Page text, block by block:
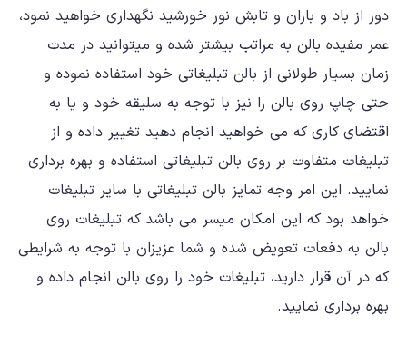
دور از باد و باران و تابش نور خورشید نگهداری خواهید نمود،
عمر مفیده بالن به مراتب بیشتر شده و میتوانید در مدت
زمان بسیار طولانی از بالن تبلیغاتی خود استفاده نموده و
حتی چاپ روی بالن را نیز با توجه به سلیقه خود و یا به
اقتضای کاری که می خواهید انجام دهید تغییر داده و از
تبلیغات متفاوت بر روی بالن تبلیغاتی استفاده و بهره برداری
نمایید. این امر وجه تمایز بالن تبلیغاتی با سایر تبلیغات
خواهد بود که این امکان میسر می باشد که تبلیغات روی
بالن به دفعات تعویض شده و شما عزیزان با توجه به شرایطی
که در آن قرار دارید، تبلیغات خود را روی بالن انجام داده و
بهره برداری نمایید.